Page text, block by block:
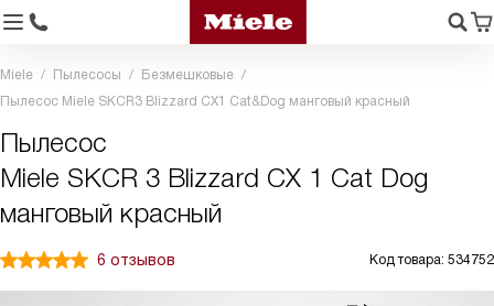
Miele Пылесосы
Безмешковые
Пылесос Miele SKCR3 Blizzard CX1 Cat&Dog манговый красный
Пылесос
Miele SKCR 3 Blizzard CX 1 Cat Dog
манговый красный
6 отзывов Код товара: 534752